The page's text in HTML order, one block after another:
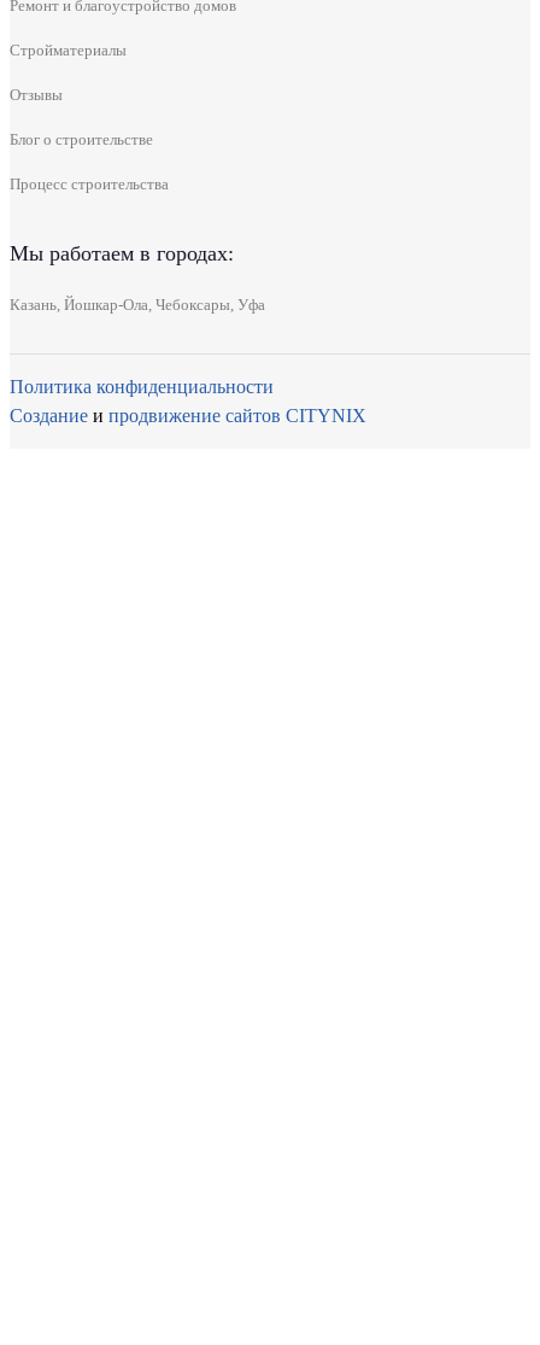
Ремонт и благоустройство домов
Стройматериалы
Отзывы
Блог о строительстве
Процесс строительства
Мы работаем в городах:
Казань, Йошкар-Ола, Чебоксары, Уфа
Политика конфиденциальности
Создание и продвижение сайтов CITYNIX